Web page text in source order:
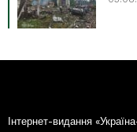
Інтернет-видання